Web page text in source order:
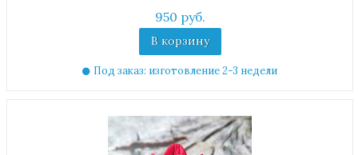
950 руб.
В корзину
Под заказ: изготовление 2-3 недели